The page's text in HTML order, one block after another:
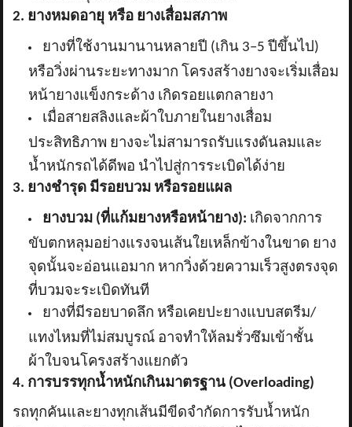
2. ยางหมดอายุ หรือ ยางเสื่อมสภาพ
ยางที่ใช้งานมานานหลายปี (เกิน 3–5 ปีขึ้นไป)
หรือวิ่งผ่านระยะทางมาก โครงสร้างยางจะเริ่มเสื่อม
หน้ายางแข็งกระด้าง เกิดรอยแตกลายงา
เมื่อสายสลิงและผ้าใบภายในยางเสื่อม
ประสิทธิภาพ ยางจะไม่สามารถรับแรงดันลมและ
น้ำหนักรถได้ดีพอ นำไปสู่การระเบิดได้ง่าย
3. ยางชำรุด มีรอยบวม หรือรอยแผล
ยางบวม (ที่แก้มยางหรือหน้ายาง): เกิดจากการ
ขับตกหลุมอย่างแรงจนเส้นใยเหล็กข้างในขาด ยาง
จุดนั้นจะอ่อนแอมาก หากวิ่งด้วยความเร็วสูงตรงจุด
ที่บวมจะระเบิดทันที
ยางที่มีรอยบาดลึก หรือเคยปะยางแบบสตรีม/
แทงไหมที่ไม่สมบูรณ์ อาจทำให้ลมรั่วซึมเข้าชั้น
ผ้าใบจนโครงสร้างแยกตัว
4. การบรรทุกน้ำหนักเกินมาตรฐาน (Overloading)
รถทุกคันและยางทุกเส้นมีขีดจำกัดการรับน้ำหนัก